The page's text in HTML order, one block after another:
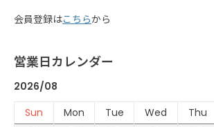
会員登録はこちらから
営業日カレンダー
2026/08
Sun
Mon Tue Wed Thu